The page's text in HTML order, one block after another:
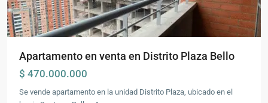
Apartamento en venta en Distrito Plaza Bello
$ 470.000.000
Se vende apartamento en la unidad Distrito Plaza, ubicado en el